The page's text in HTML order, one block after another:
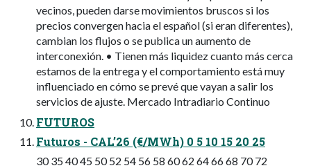
vecinos, pueden darse movimientos bruscos si los
precios convergen hacia el español (si eran diferentes),
cambian los flujos o se publica un aumento de
interconexión. • Tienen más liquidez cuanto más cerca
estamos de la entrega y el comportamiento está muy
influenciado en cómo se prevé que vayan a salir los
servicios de ajuste. Mercado Intradiario Continuo
FUTUROS
Futuros - CAL’26 (€/MWh) 0 5 10 15 20 25
30 35 40 45 50 52 54 56 58 60 62 64 66 68 70 72